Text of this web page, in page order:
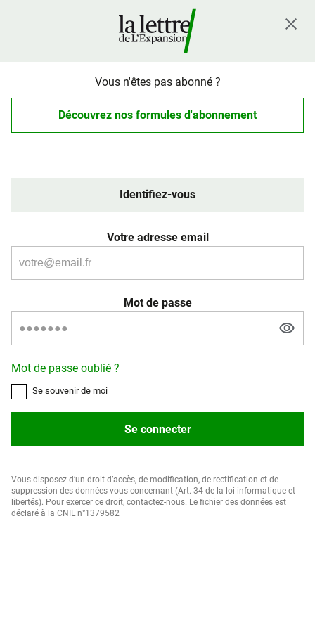
Vous n'êtes pas abonné ?
Découvrez nos formules d'abonnement
Identifiez-vous
Votre adresse email
Mot de passe
Mot de passe oublié ?
Se souvenir de moi
Se connecter
Vous disposez d’un droit d’accès, de modification, de rectification et de
suppression des données vous concernant (Art. 34 de la loi informatique et
libertés). Pour exercer ce droit, contactez-nous. Le fichier des données est
déclaré à la CNIL n°1379582